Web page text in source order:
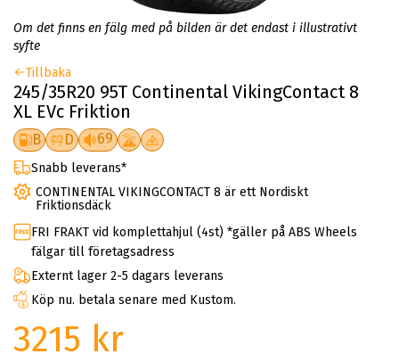
Om det finns en fälg med på bilden är det endast i illustrativt
syfte
Tillbaka
245/35R20 95T Continental VikingContact 8
XL EVc Friktion
B D 69
Snabb leverans*
CONTINENTAL VIKINGCONTACT 8 är ett Nordiskt
Friktionsdäck
FRI FRAKT vid komplettahjul (4st) *gäller på ABS Wheels
fälgar till företagsadress
Externt lager 2-5 dagars leverans
Köp nu. betala senare med Kustom.
3215 kr